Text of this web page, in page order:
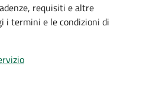
requisiti e altre
i termini e le condizioni di